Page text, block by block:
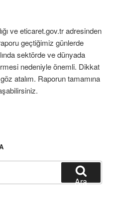
ve eticaret.gov.tr adresinden
geçtiğimiz günlerde
sektörde ve dünyada
nedeniyle önemli. Dikkat
atalım. Raporun tamamına
Ara